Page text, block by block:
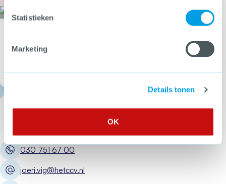
Statistieken
Marketing
Details tonen
OK
Kijk op het thema Cybercrime
Open Kijk
030 751 67 00
joeri.vig@hetccv.nl